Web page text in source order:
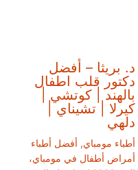
د. بريثا – أفضل
دكتور قلب اطفال
بالهند | كوتشي |
كيرلا | تشيناي |
دلهي
أطباء مومباي, أفضل أطباء
أمراض أطفال في مومباي،